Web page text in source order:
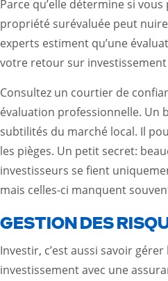
Parce qu’elle détermine si
propriété surévaluée peut
experts estiment qu’une
votre retour sur
Consultez un courtier de
évaluation professionnelle. Un
subtilités du marché local. Il
les pièges. Un petit secret:
investisseurs se fient
mais celles-ci manquent
GESTION DES
Investir, c’est aussi savoir
investissement avec une